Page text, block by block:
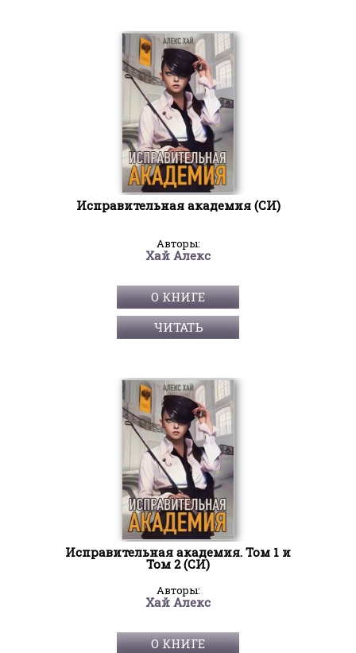
Исправительная академия (СИ)
Авторы:
Хай Алекс
О КНИГЕ
ЧИТАТЬ
Исправительная академия. Том 1 и
Том 2 (СИ)
Авторы:
Хай Алекс
О КНИГЕ